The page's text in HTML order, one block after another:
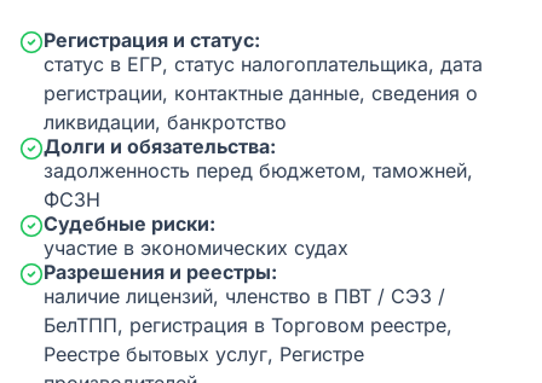
Регистрация и статус:
статус в ЕГР, статус налогоплательщика, дата
регистрации, контактные данные, сведения о
ликвидации, банкротство
Долги и обязательства:
задолженность перед бюджетом, таможней,
ФСЗН
Судебные риски:
участие в экономических судах
Разрешения и реестры:
наличие лицензий, членство в ПВТ / СЭЗ /
БелТПП, регистрация в Торговом реестре,
Реестре бытовых услуг, Регистре